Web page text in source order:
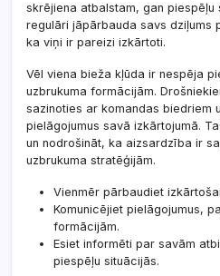
skrējiena atbalstam, gan piespēļu
regulāri jāpārbauda savs dziļums
ka viņi ir pareizi izkārtoti.
Vēl viena bieža kļūda ir nespēja
uzbrukuma formācijām.
sazinoties ar komandas biedriem
pielāgojumus savā izkārtojumā.
un nodrošināt, ka aizsardzība ir
uzbrukuma stratēģijām.
Vienmēr pārbaudiet
Komunicējiet pielāgojumus,
formācijām.
Esiet informēti par savām
piespēļu situācijās.